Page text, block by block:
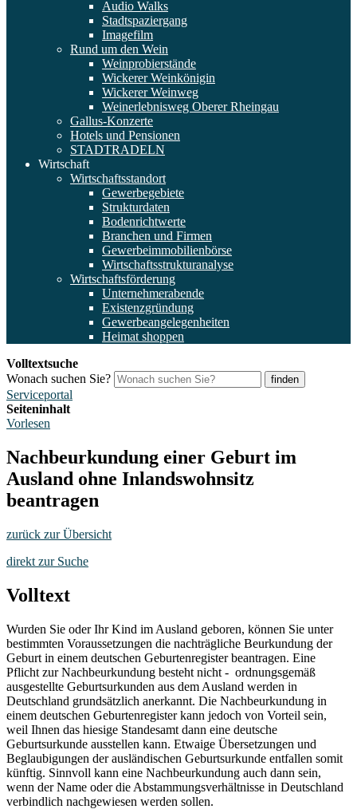
Audio Walks
Stadtspaziergang
Imagefilm
Rund um den Wein
Weinprobierstände
Wickerer Weinkönigin
Wickerer Weinweg
Weinerlebnisweg Oberer Rheingau
Gallus-Konzerte
Hotels und Pensionen
STADTRADELN
Wirtschaft
Wirtschaftsstandort
Gewerbegebiete
Strukturdaten
Bodenrichtwerte
Branchen und Firmen
Gewerbeimmobilienbörse
Wirtschaftsstrukturanalyse
Wirtschaftsförderung
Unternehmerabende
Existenzgründung
Gewerbeangelegenheiten
Heimat shoppen
Volltextsuche
Wonach suchen Sie?
finden
Serviceportal
Seiteninhalt
Vorlesen
Nachbeurkundung einer Geburt im
Ausland ohne Inlandswohnsitz
beantragen
zurück zur Übersicht
direkt zur Suche
Volltext
Wurden Sie oder Ihr Kind im Ausland geboren, können Sie unter
bestimmten Voraussetzungen die nachträgliche Beurkundung der
Geburt in einem deutschen Geburtenregister beantragen. Eine
Pflicht zur Nachbeurkundung besteht nicht - ordnungsgemäß
ausgestellte Geburtsurkunden aus dem Ausland werden in
Deutschland grundsätzlich anerkannt. Die Nachbeurkundung in
einem deutschen Geburtenregister kann jedoch von Vorteil sein,
weil Ihnen das hiesige Standesamt dann eine deutsche
Geburtsurkunde ausstellen kann. Etwaige Übersetzungen und
Beglaubigungen der ausländischen Geburtsurkunde entfallen somit
künftig. Sinnvoll kann eine Nachbeurkundung auch dann sein,
wenn der Name oder die Abstammungsverhältnisse in Deutschland
verbindlich nachgewiesen werden sollen.